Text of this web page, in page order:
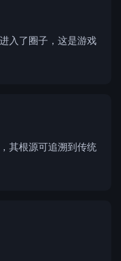
入了圈子，这是游戏
其根源可追溯到传统